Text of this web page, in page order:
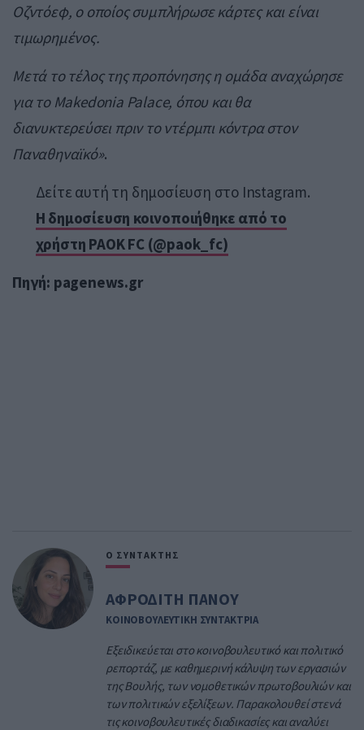
Οζντόεφ, ο οποίος συμπλήρωσε κάρτες και είναι
τιμωρημένος.
Μετά το τέλος της προπόνησης η ομάδα αναχώρησε
για το Makedonia Palace, όπου και θα
διανυκτερεύσει πριν το ντέρμπι κόντρα στον
Παναθηναϊκό».
Δείτε αυτή τη δημοσίευση στο Instagram.
Η δημοσίευση κοινοποιήθηκε από το
χρήστη PAOK FC (@paok_fc)
Πηγή: pagenews.gr
Ο ΣΥΝΤΑΚΤΗΣ
ΑΦΡΟΔΙΤΗ ΠΑΝΟΥ
ΚΟΙΝΟΒΟΥΛΕΥΤΙΚΗ ΣΥΝΤΑΚΤΡΙΑ
Εξειδικεύεται στο κοινοβουλευτικό και πολιτικό
ρεπορτάζ, με καθημερινή κάλυψη των εργασιών
της Βουλής, των νομοθετικών πρωτοβουλιών και
των πολιτικών εξελίξεων. Παρακολουθεί στενά
τις κοινοβουλευτικές διαδικασίες και αναλύει